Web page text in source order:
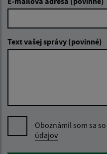
Text vašej správy (povinné)
Oboznámil som sa so
údajov